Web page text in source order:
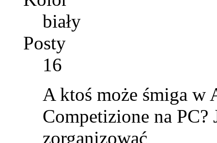
biały
Posty
16
A ktoś może śmiga w
Competizione na PC?
zorganizować